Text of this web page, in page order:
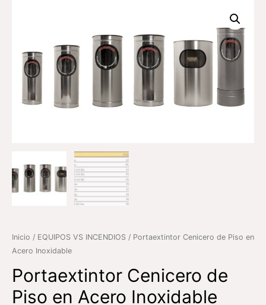
Inicio / EQUIPOS VS INCENDIOS / Portaextintor Cenicero de Piso en
Acero Inoxidable
Portaextintor Cenicero de
Piso en Acero Inoxidable